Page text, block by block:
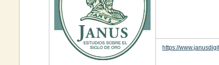
https://